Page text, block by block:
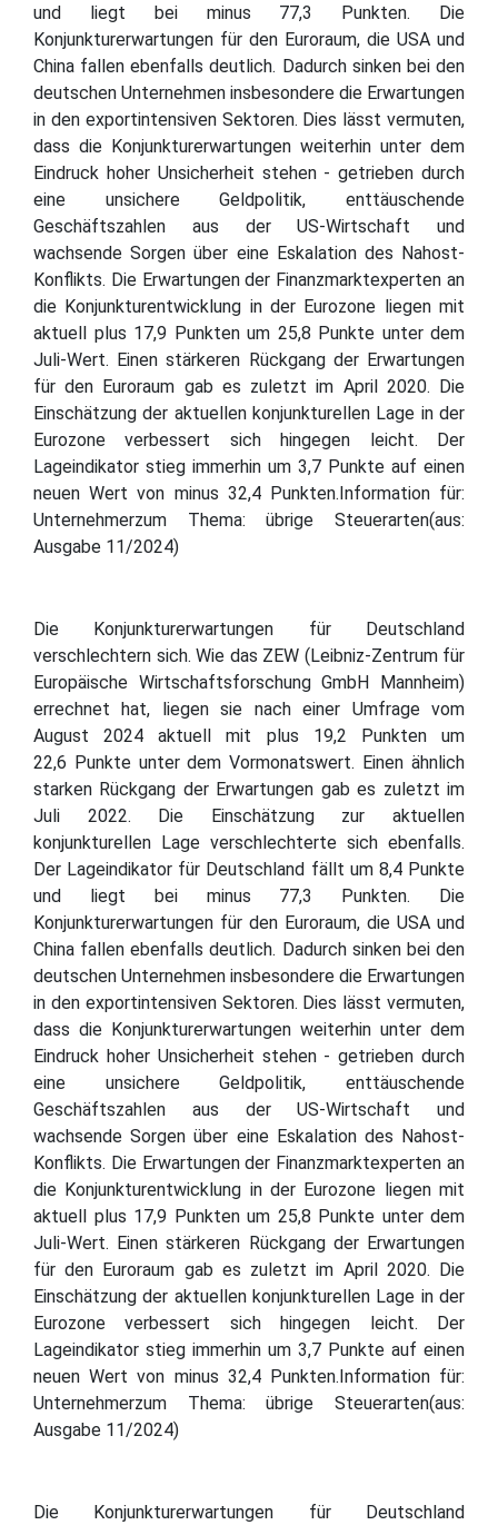
und liegt bei minus 77,3 Punkten. Die
Konjunkturerwartungen für den Euroraum, die USA und
China fallen ebenfalls deutlich. Dadurch sinken bei den
deutschen Unternehmen insbesondere die Erwartungen
in den exportintensiven Sektoren. Dies lässt vermuten,
dass die Konjunkturerwartungen weiterhin unter dem
Eindruck hoher Unsicherheit stehen - getrieben durch
eine unsichere Geldpolitik, enttäuschende
Geschäftszahlen aus der US-Wirtschaft und
wachsende Sorgen über eine Eskalation des Nahost-
Konflikts. Die Erwartungen der Finanzmarktexperten an
die Konjunkturentwicklung in der Eurozone liegen mit
aktuell plus 17,9 Punkten um 25,8 Punkte unter dem
Juli-Wert. Einen stärkeren Rückgang der Erwartungen
für den Euroraum gab es zuletzt im April 2020. Die
Einschätzung der aktuellen konjunkturellen Lage in der
Eurozone verbessert sich hingegen leicht. Der
Lageindikator stieg immerhin um 3,7 Punkte auf einen
neuen Wert von minus 32,4 Punkten.Information für:
Unternehmerzum Thema: übrige Steuerarten(aus:
Ausgabe 11/2024)
Die Konjunkturerwartungen für Deutschland
verschlechtern sich. Wie das ZEW (Leibniz-Zentrum für
Europäische Wirtschaftsforschung GmbH Mannheim)
errechnet hat, liegen sie nach einer Umfrage vom
August 2024 aktuell mit plus 19,2 Punkten um
22,6 Punkte unter dem Vormonatswert. Einen ähnlich
starken Rückgang der Erwartungen gab es zuletzt im
Juli 2022. Die Einschätzung zur aktuellen
konjunkturellen Lage verschlechterte sich ebenfalls.
Der Lageindikator für Deutschland fällt um 8,4 Punkte
und liegt bei minus 77,3 Punkten. Die
Konjunkturerwartungen für den Euroraum, die USA und
China fallen ebenfalls deutlich. Dadurch sinken bei den
deutschen Unternehmen insbesondere die Erwartungen
in den exportintensiven Sektoren. Dies lässt vermuten,
dass die Konjunkturerwartungen weiterhin unter dem
Eindruck hoher Unsicherheit stehen - getrieben durch
eine unsichere Geldpolitik, enttäuschende
Geschäftszahlen aus der US-Wirtschaft und
wachsende Sorgen über eine Eskalation des Nahost-
Konflikts. Die Erwartungen der Finanzmarktexperten an
die Konjunkturentwicklung in der Eurozone liegen mit
aktuell plus 17,9 Punkten um 25,8 Punkte unter dem
Juli-Wert. Einen stärkeren Rückgang der Erwartungen
für den Euroraum gab es zuletzt im April 2020. Die
Einschätzung der aktuellen konjunkturellen Lage in der
Eurozone verbessert sich hingegen leicht. Der
Lageindikator stieg immerhin um 3,7 Punkte auf einen
neuen Wert von minus 32,4 Punkten.Information für:
Unternehmerzum Thema: übrige Steuerarten(aus:
Ausgabe 11/2024)
Die Konjunkturerwartungen für Deutschland